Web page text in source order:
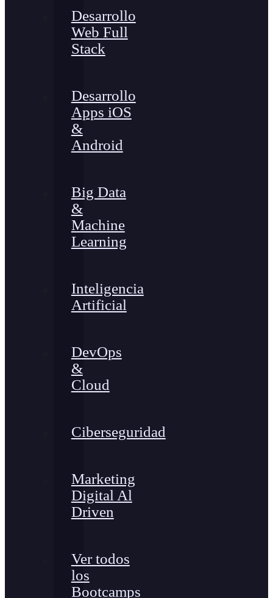
Desarrollo
Web Full
Stack
Desarrollo
Apps iOS
&
Android
Big Data
&
Machine
Learning
Inteligencia
Artificial
DevOps
&
Cloud
Ciberseguridad
Marketing
Digital Al
Driven
Ver todos
los
Bootcamps